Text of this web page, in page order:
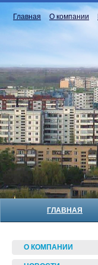
Главная О компании
ГЛАВНАЯ
О КОМПАНИИ